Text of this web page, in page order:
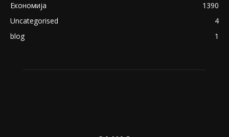
Економија
1390
Uncategorised
4
blog
1